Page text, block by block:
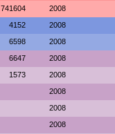
741604 2008
4152 2008
6598 2008
6647 2008
1573 2008
2008
2008
2008